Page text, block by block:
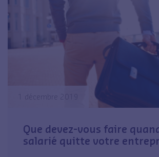
1 décembre 2019
Que devez-vous faire
salarié quitte votre